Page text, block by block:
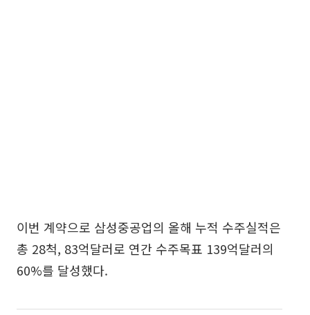
이번 계약으로 삼성중공업의 올해 누적 수주실적은
총 28척, 83억달러로 연간 수주목표 139억달러의
60%를 달성했다.